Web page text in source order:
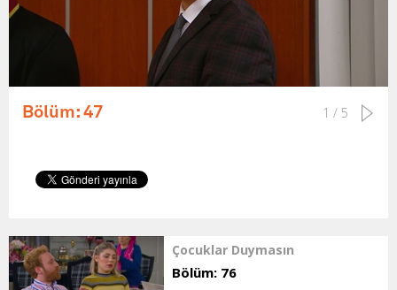
Bölüm: 47 1 / 5
Çocuklar Duymasın
Bölüm: 76